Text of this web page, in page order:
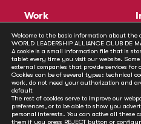
Work
Methodology
Annual Policy Dialogues
Policy Labs
Activities
Contact
Welcome to the basic information about the
WORLD LEADERSHIP ALLIANCE CLUB DE
A cookie is a small information file that is
tablet every time you visit our website.
external companies that provide services for
Cookies can be of several types: technical
work, do not need your authorization and
default
The rest of cookies serve to improve our
preferences, or to be able to show you
personal interests. You can active all these
them if you press REJECT button or